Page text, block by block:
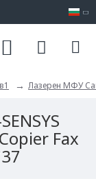
Лазерен МФУ
Fax